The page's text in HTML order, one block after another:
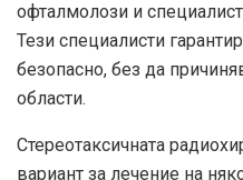
офталмолози и
Тези специалисти
безопасно, без да
области.
Стереотаксичната
вариант за лечение на